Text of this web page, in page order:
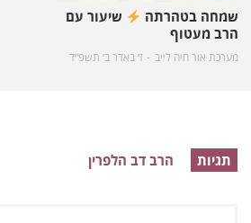
שמחה בטהרתה
שיעור עם
הרב מעטוף
מערכת אור חיה לייב ז׳ באדר ב׳ תשפ״ד
תגיות הרב דב הלפרין